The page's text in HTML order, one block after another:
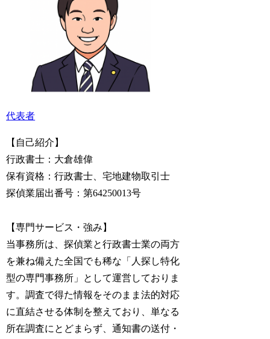
代表者
【自己紹介】
行政書士：大倉雄偉
保有資格：行政書士、宅地建物取引士
探偵業届出番号：第64250013号
【専門サービス・強み】
当事務所は、探偵業と行政書士業の両方
を兼ね備えた全国でも稀な「人探し特化
型の専門事務所」として運営しておりま
す。調査で得た情報をそのまま法的対応
に直結させる体制を整えており、単なる
所在調査にとどまらず、通知書の送付・